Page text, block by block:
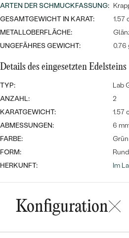
Wave
NACH DER FARBE
NACH DER FORM
MASSGEFERTIGTER
ANSEHEN
Halsketten
ANSEHEN
Ringe
ANSEHEN
ARTEN DER SCHMUCKFASSUNG:
GESAMTGEWICHT IN KARAT:
1.57
METALLOBERFLÄCHE:
UNGEFÄHRES GEWICHT:
0.76
Details des eingesetzten Edelsteins
TYP:
Lab
ANZAHL:
2
KARATGEWICHT:
1.57
ABMESSUNGEN:
6
FARBE:
Grün
FORM:
Rund
HERKUNFT:
Im
Konfiguration